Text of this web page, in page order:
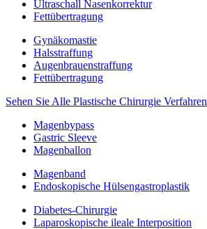
Ultraschall Nasenkorrektur
Fettübertragung
Gynäkomastie
Halsstraffung
Augenbrauenstraffung
Fettübertragung
Sehen Sie Alle Plastische Chirurgie Verfahren
Magenbypass
Gastric Sleeve
Magenballon
Magenband
Endoskopische Hülsengastroplastik
Diabetes-Chirurgie
Laparoskopische ileale Interposition